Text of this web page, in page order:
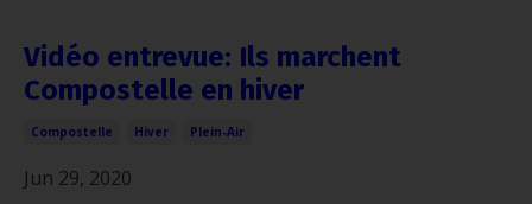
Vidéo entrevue: Ils marchent
Compostelle en hiver
Compostelle Hiver Plein-Air
Jun 29, 2020